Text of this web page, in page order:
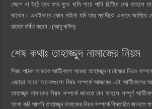
জেগে না উঠে তবে তার মুখে খালি গায়ে পানি ছিটিয়ে দেয় তাহলে
থাকেন। একইভাবে কোন মহিলা যদি তার স্বামীকে এভাবে
রহমত বর্ষিত করেন।(আবু দাউদ)
শেষ কথাঃ তাহাজ্জুদ নামাজের নিয়ম
প্রিয় পাঠক আজকে আর্টিকেলে আমরা তাহাজ্জুদ নামাজের নিয়ম
এছাড়া আরো অনেকগুলো বিষয় সম্পর্কে আজকের এই আর্টিকেলের
তাহাজ্জুদ নামাজের নিয়ম সম্পর্কে জানতে চান তাহলে সম্পূর্ণ
আশা করি আপনি তাহাজ্জুদ নামাজের নিয়ম সম্পর্কে বিস্তারিত জানতে